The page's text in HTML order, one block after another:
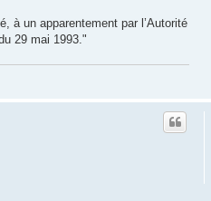
à un apparentement par l’Autorité
29 mai 1993."